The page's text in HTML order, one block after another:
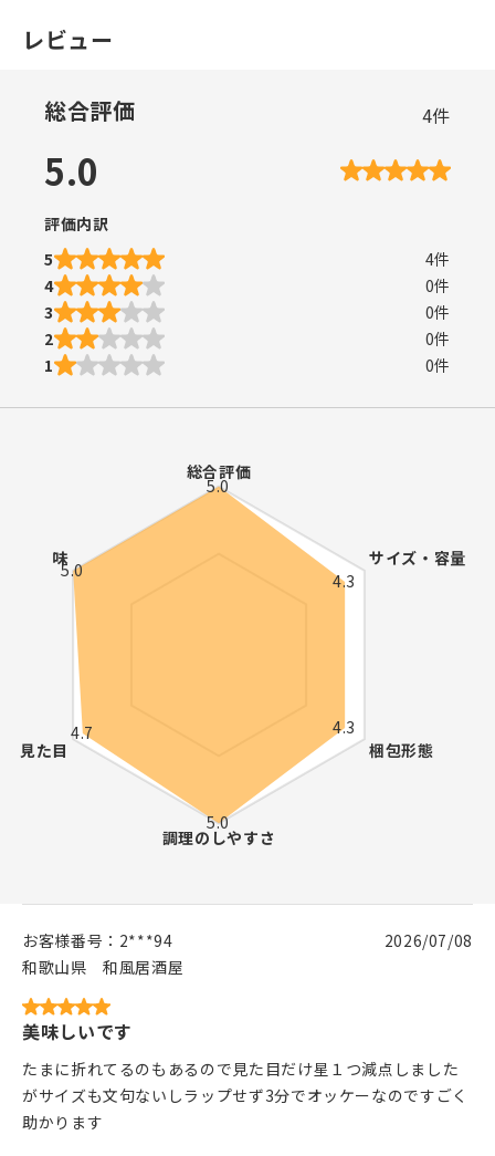
レビュー
総合評価 4件
5.0
評価内訳
5
4件
4
0件
3
0件
2
0件
1
0件
お客様番号： 2***94
和歌山県
和風居酒屋
2026/07/08
美味しいです
たまに折れてるのもあるので見た目だけ星１つ減点しました
がサイズも文句ないしラップせず3分でオッケーなのですごく
助かります